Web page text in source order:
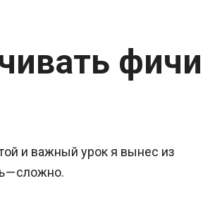
фичи
и важный урок я вынес из
— сложно.